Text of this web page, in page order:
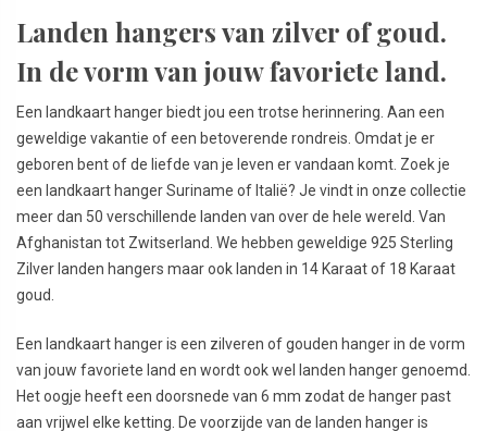
Landen hangers van zilver of goud.
In de vorm van jouw favoriete land.
Een landkaart hanger biedt jou een trotse herinnering. Aan een
geweldige vakantie of een betoverende rondreis. Omdat je er
geboren bent of de liefde van je leven er vandaan komt. Zoek je
een landkaart hanger Suriname of Italië? Je vindt in onze collectie
meer dan 50 verschillende landen van over de hele wereld. Van
Afghanistan tot Zwitserland. We hebben geweldige 925 Sterling
Zilver landen hangers maar ook landen in 14 Karaat of 18 Karaat
goud.
Een landkaart hanger is een zilveren of gouden hanger in de vorm
van jouw favoriete land en wordt ook wel landen hanger genoemd.
Het oogje heeft een doorsnede van 6 mm zodat de hanger past
aan vrijwel elke ketting. De voorzijde van de landen hanger is